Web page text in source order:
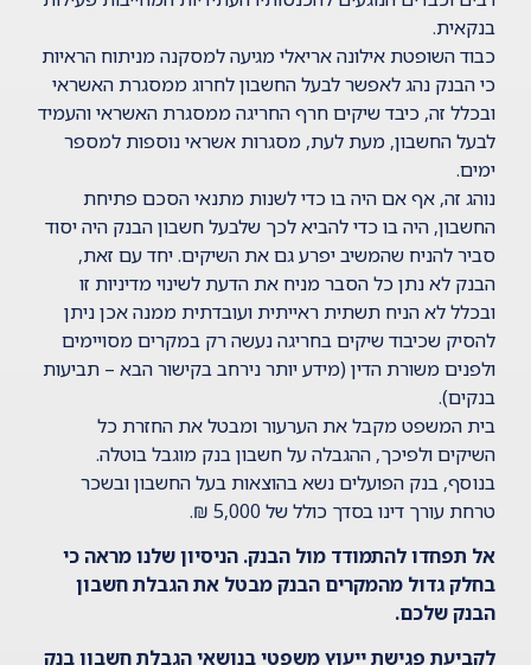
בנקאית.
כבוד השופטת אילונה אריאלי מגיעה למסקנה מניתוח הראיות
כי הבנק נהג לאפשר לבעל החשבון לחרוג ממסגרת האשראי
ובכלל זה, כיבד שיקים חרף החריגה ממסגרת האשראי והעמיד
לבעל החשבון, מעת לעת, מסגרות אשראי נוספות למספר
ימים.
נוהג זה, אף אם היה בו כדי לשנות מתנאי הסכם פתיחת
החשבון, היה בו כדי להביא לכך שלבעל חשבון הבנק היה יסוד
סביר להניח שהמשיב יפרע גם את השיקים. יחד עם זאת,
הבנק לא נתן כל הסבר מניח את הדעת לשינוי מדיניות זו
ובכלל לא הניח תשתית ראייתית ועובדתית ממנה אכן ניתן
להסיק שכיבוד שיקים בחריגה נעשה רק במקרים מסויימים
ולפנים משורת הדין (מידע יותר נירחב בקישור הבא – תביעות
בנקים).
בית המשפט מקבל את הערעור ומבטל את החזרת כל
השיקים ולפיכך, ההגבלה על חשבון בנק מוגבל בוטלה.
בנוסף, בנק הפועלים נשא בהוצאות בעל החשבון ובשכר
טרחת עורך דינו בסדך כולל של 5,000 ₪.
אל תפחדו להתמודד מול הבנק. הניסיון שלנו מראה כי
בחלק גדול מהמקרים הבנק מבטל את הגבלת חשבון
הבנק שלכם.
לקביעת פגישת ייעוץ משפטי בנושאי הגבלת חשבון בנק